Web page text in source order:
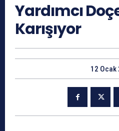
Yardımcı
Karışıyor
12 Ocak